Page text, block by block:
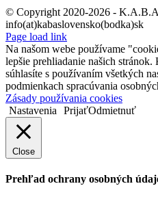
© Copyright 2020-2026 -
info(at)kabaslovensko(bodka)sk
Page load link
Na našom webe používame
lepšie prehliadanie našich
súhlasíte s používaním všetkých
podmienkach spracúvania
Zásady používania cookies
Nastavenia
PrijaťOdmietnuť
Close
Prehľad ochrany osobných